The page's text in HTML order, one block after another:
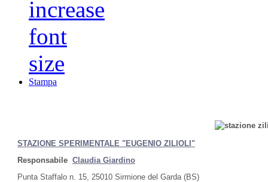
Stampa
STAZIONE SPERIMENTALE "EUGENIO ZILIOLI"
Responsabile Claudia Giardino
Punta Staffalo n. 15, 25010 Sirmione del Garda (BS)